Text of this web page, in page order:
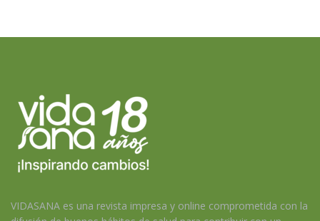
VIDASANA es una revista impresa y online comprometida con la